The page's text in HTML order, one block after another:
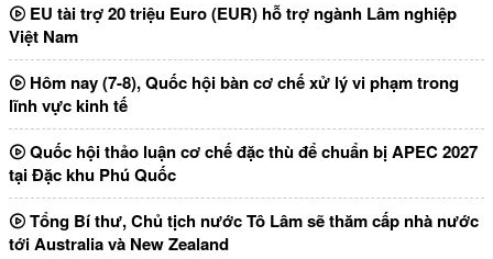
EU tài trợ 20 triệu Euro (EUR) hỗ trợ ngành Lâm nghiệp
Việt Nam
Hôm nay (7-8), Quốc hội bàn cơ chế xử lý vi phạm trong
lĩnh vực kinh tế
Quốc hội thảo luận cơ chế đặc thù để chuẩn bị APEC 2027
tại Đặc khu Phú Quốc
Tổng Bí thư, Chủ tịch nước Tô Lâm sẽ thăm cấp nhà nước
tới Australia và New Zealand